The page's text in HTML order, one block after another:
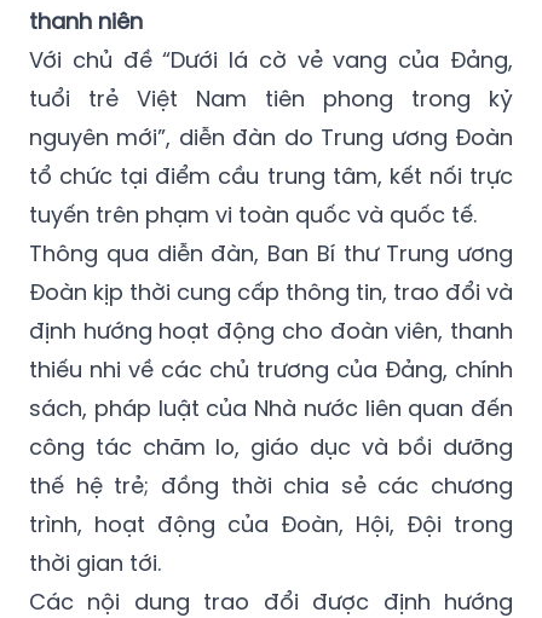
thanh niên
Với chủ đề “Dưới lá cờ vẻ vang của Đảng,
tuổi trẻ Việt Nam tiên phong trong kỷ
nguyên mới”, diễn đàn do Trung ương Đoàn
tổ chức tại điểm cầu trung tâm, kết nối trực
tuyến trên phạm vi toàn quốc và quốc tế.
Thông qua diễn đàn, Ban Bí thư Trung ương
Đoàn kịp thời cung cấp thông tin, trao đổi và
định hướng hoạt động cho đoàn viên, thanh
thiếu nhi về các chủ trương của Đảng, chính
sách, pháp luật của Nhà nước liên quan đến
công tác chăm lo, giáo dục và bồi dưỡng
thế hệ trẻ; đồng thời chia sẻ các chương
trình, hoạt động của Đoàn, Hội, Đội trong
thời gian tới.
Các nội dung trao đổi được định hướng